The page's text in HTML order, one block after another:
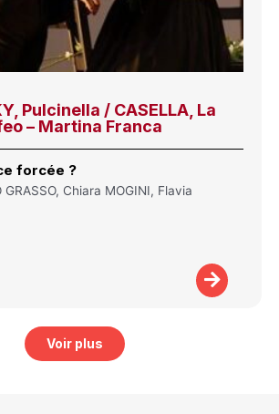
Pulcinella / CASELLA, La
– Martina Franca
forcée ?
GRASSO, Chiara MOGINI, Flavia
Voir plus